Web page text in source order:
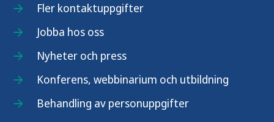
Fler kontaktuppgifter
Jobba hos oss
Nyheter och press
Konferens, webbinarium och utbildning
Behandling av personuppgifter